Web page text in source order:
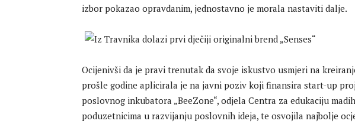
izbor pokazao opravdanim, jednostavno je morala nastaviti dalje.
Ocijenivši da je pravi trenutak da svoje iskustvo usmjeri na
prošle godine aplicirala je na javni poziv koji finansira start-up
poslovnog inkubatora „BeeZone“, odjela Centra za edukaciju
poduzetnicima u razvijanju poslovnih ideja, te osvojila najbolje